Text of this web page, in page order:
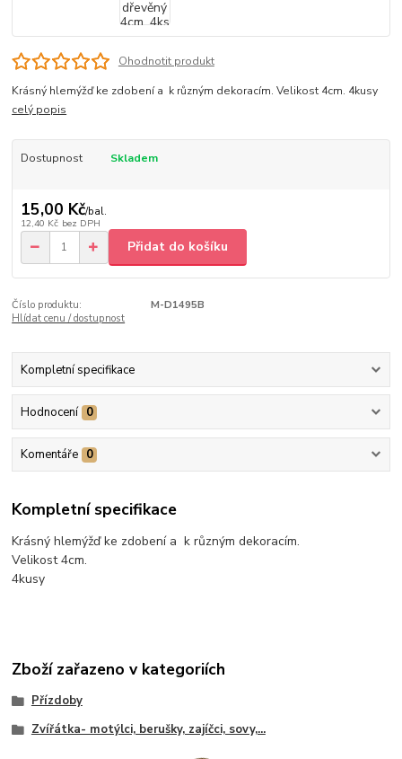
Ohodnotit produkt
Krásný hlemýžď ke zdobení a k různým dekoracím. Velikost 4cm. 4kusy
celý popis
Dostupnost Skladem
15,00 Kč/bal.
12,40 Kč bez DPH
Přidat do košíku
Číslo produktu:
M-D1495B
Hlídat cenu / dostupnost
Kompletní specifikace
Hodnocení 0
Komentáře 0
Kompletní specifikace
Krásný hlemýžď ke zdobení a k různým dekoracím.
Velikost 4cm.
4kusy
Zboží zařazeno v kategoriích
Přízdoby
Zvířátka- motýlci, berušky, zajíčci, sovy,...